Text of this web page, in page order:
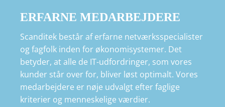
ERFARNE MEDARBEJDERE
Scanditek består af erfarne netværksspecialister
og fagfolk inden for økonomisystemer. Det
betyder, at alle de IT-udfordringer, som vores
kunder står over for, bliver løst optimalt. Vores
medarbejdere er nøje udvalgt efter faglige
kriterier og menneskelige værdier.